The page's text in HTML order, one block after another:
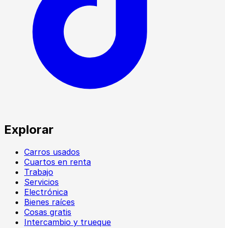
Explorar
Carros usados
Cuartos en renta
Trabajo
Servicios
Electrónica
Bienes raíces
Cosas gratis
Intercambio y trueque